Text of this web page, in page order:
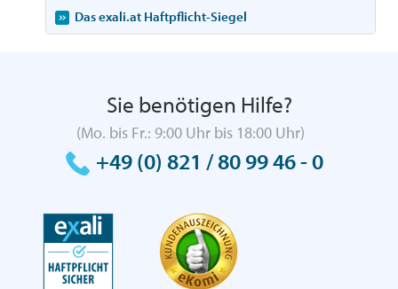
Das exali.at Haftpflicht-Siegel
Sie benötigen Hilfe?
(Mo. bis Fr.: 9:00 Uhr bis 18:00 Uhr)
+49 (0) 821 / 80 99 46 - 0